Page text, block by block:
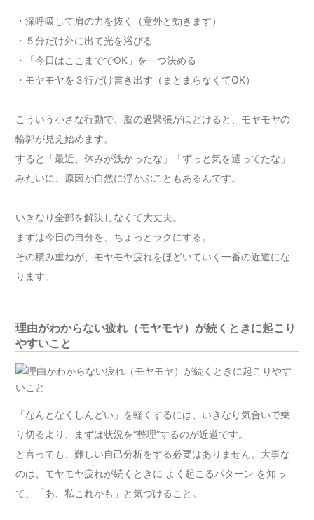
・深呼吸して肩の力を抜く（意外と効きます）
・５分だけ外に出て光を浴びる
・「今日はここまででOK」を一つ決める
・モヤモヤを３行だけ書き出す（まとまらなくてOK）
こういう小さな行動で、脳の過緊張がほどけると、モヤモヤの
輪郭が見え始めます。
すると「最近、休みが浅かったな」「ずっと気を遣ってたな」
みたいに、原因が自然に浮かぶこともあるんです。
いきなり全部を解決しなくて大丈夫。
まずは今日の自分を、ちょっとラクにする。
その積み重ねが、モヤモヤ疲れをほどいていく一番の近道にな
ります。
理由がわからない疲れ（モヤモヤ）が続くときに起こり
やすいこと
「なんとなくしんどい」を軽くするには、いきなり気合いで乗
り切るより、まずは状況を“整理”するのが近道です。
と言っても、難しい自己分析をする必要はありません。大事な
のは、モヤモヤ疲れが続くときに よく起こるパターン を知っ
て、「あ、私これかも」と気づけること。